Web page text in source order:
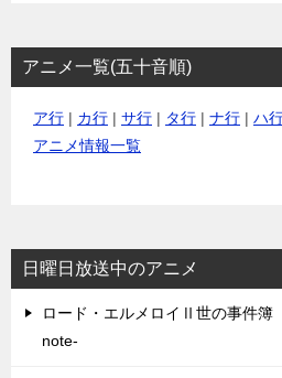
アニメ一覧(五十音順)
ア行 | カ行 | サ行 | タ行 | ナ行 | ハ
アニメ情報一覧
日曜日放送中のアニメ
ロード・エルメロイⅡ世の事件
note-